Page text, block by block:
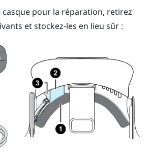
casque pour la réparation, retirez
et stockez-les en lieu sûr :